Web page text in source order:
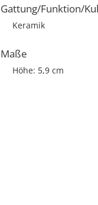
Gattung/Funktion/
Keramik
Maße
Höhe: 5,9 cm